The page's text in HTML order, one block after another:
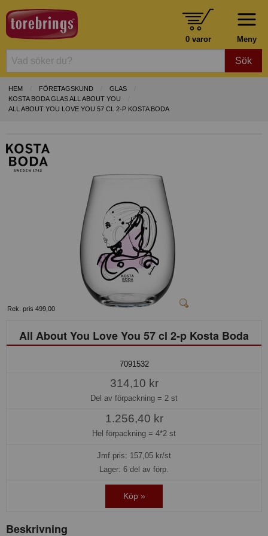
Meny
0 varor
Sök
HEM FÖRETAGSKUND
GLAS
KOSTA BODA GLAS ALL ABOUT YOU
ALL ABOUT YOU LOVE YOU 57 CL 2-P KOSTA BODA
Rek. pris 499,00
All About You Love You 57 cl 2-p Kosta Boda
7091532
314,10 kr
Del av förpackning = 2 st
1.256,40 kr
Hel förpackning = 4*2 st
Jmf.pris: 157,05 kr/st
Lager: 6 del av förp.
Köp »
Beskrivning